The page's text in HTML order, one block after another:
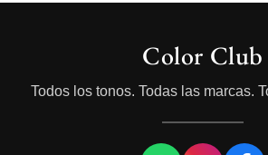
Color Club
Todos los tonos. Todas las marcas.